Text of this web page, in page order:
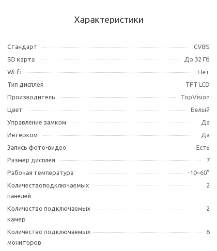
Характеристики
Cтандарт
CVBS
SD карта
До 32 Гб
Wi-fi
Нет
Тип дисплея
TFT LCD
Производитель
TopVision
Цвет
Белый
Управление замком
Да
Интерком
Да
Запись фото-видео
Есть
Размер дисплея
7
Рабочая температура
-10~60°
Количествоподключаемых
панелей
2
Количество подключаемых
камер
2
Количество подключаемых
мониторов
6